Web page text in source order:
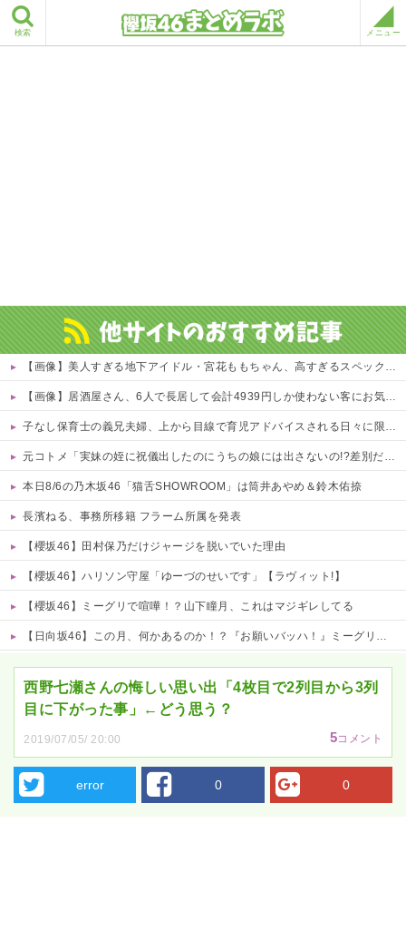
検索 メニュー
【画像】美人すぎる地下アイドル・宮花ももちゃん、高すぎるスペックがこちらｗｗｗｗ 他
【画像】居酒屋さん、6人で長居して会計4939円しか使わない客にお気持ち表明してしまう←コレどっちが悪いんや？？？？？？
子なし保育士の義兄夫婦、上から目線で育児アドバイスされる日々に限界！「この時期は知育おもちゃが〜」と理想論を語り、義父母も「頼れ頼れ」とウザすぎる・・・
元コトメ「実妹の姪に祝儀出したのにうちの娘には出さないの!?差別だ100万出せ！」→断ったら我が家に侵入して1000万相当の宝飾品を泥＆夫の形見を破壊！
本日8/6の乃木坂46「猫舌SHOWROOM」は筒井あやめ＆鈴木佑捺
長濱ねる、事務所移籍 フラーム所属を発表
【櫻坂46】田村保乃だけジャージを脱いでいた理由
【櫻坂46】ハリソン守屋「ゆーづのせいです」【ラヴィット!】
【櫻坂46】ミーグリで喧嘩！？山下瞳月、これはマジギレしてる
【日向坂46】この月、何かあるのか！？『お願いバッハ！』ミーグリ日程がこちら
西野七瀬さんの悔しい思い出「4枚目で2列目から3列
目に下がった事」←どう思う？
2019/07/05/ 20:00 5コメント
error 0 0